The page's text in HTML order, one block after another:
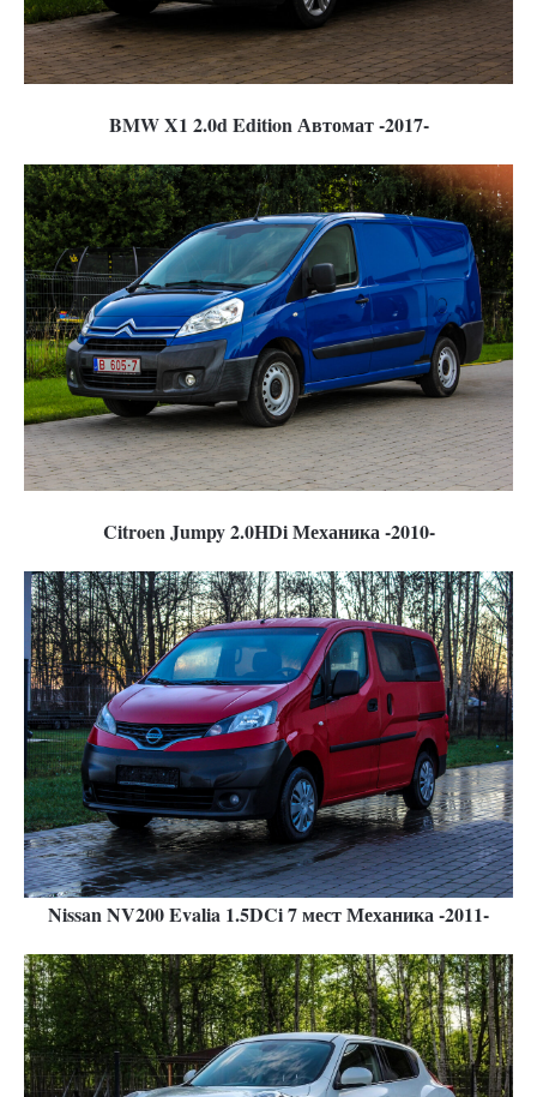
BMW X1 2.0d Edition Автомат -2017-
Citroen Jumpy 2.0HDi Механика -2010-
Nissan NV200 Evalia 1.5DCi 7 мест Механика -2011-